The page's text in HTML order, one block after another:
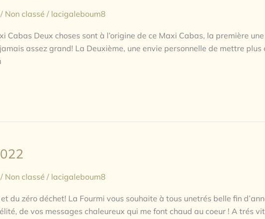
/ Non classé / lacigaleboum8
Cabas Deux choses sont à l’origine de ce Maxi Cabas, la première
assez grand! La Deuxième, une envie personnelle de mettre
/ Non classé / lacigaleboum8
du zéro déchet! La Fourmi vous souhaite à tous unetrés belle fin
de vos messages chaleureux qui me font chaud au coeur !⁣ A trés